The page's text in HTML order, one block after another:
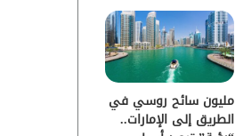
مليون سائح روسي في
الطريق إلى الإمارات..